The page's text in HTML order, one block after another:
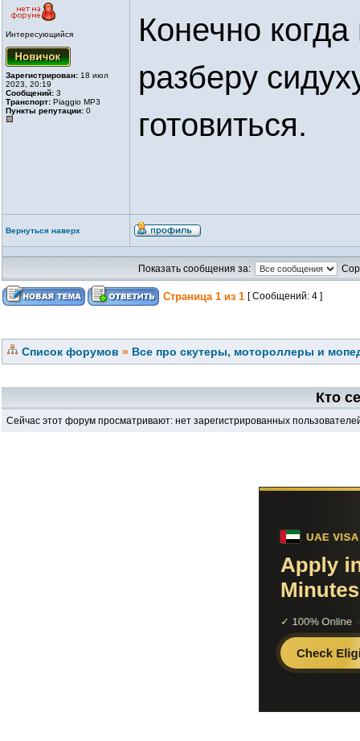
Интересующийся
Зарегистрирован: 18 июл
2023, 20:19
Сообщений: 3
Транспорт: Piaggio MP3
Пункты репутации: 0
Конечно
разберу
готовиться.
Вернуться наверх
Показать сообщения за:
Страница 1 из 1 [ Сообщений: 4 ]
Список форумов » Все про скутеры, мотороллеры и
Кто
Сейчас этот форум просматривают: нет зарегистрированных